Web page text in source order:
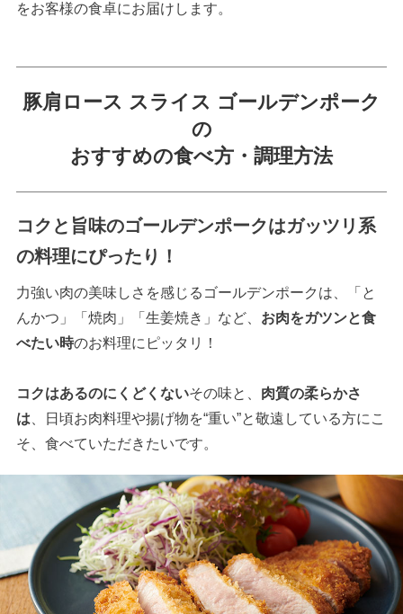
をお客様の食卓にお届けします。
豚肩ロース スライス ゴールデンポーク
の
おすすめの食べ方・調理方法
コクと旨味のゴールデンポークはガッツリ系
の料理にぴったり！
力強い肉の美味しさを感じるゴールデンポークは、「と
んかつ」「焼肉」「生姜焼き」など、 お肉をガツンと食
べたい時のお料理にピッタリ！
コクはあるのにくどくないその味と、 肉質の柔らかさ
は 、日頃お肉料理や揚げ物を“重い”と敬遠している方にこ
そ、食べていただきたいです。